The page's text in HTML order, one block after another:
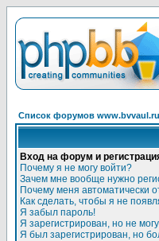
Список форумов www.bvvaul.ru
Вход на форум и
Почему я не могу войти?
Зачем мне вообще нужно
Почему меня автоматически
Как сделать, чтобы я не
Я забыл пароль!
Я зарегистрирован, но не
Я был зарегистрирован, но